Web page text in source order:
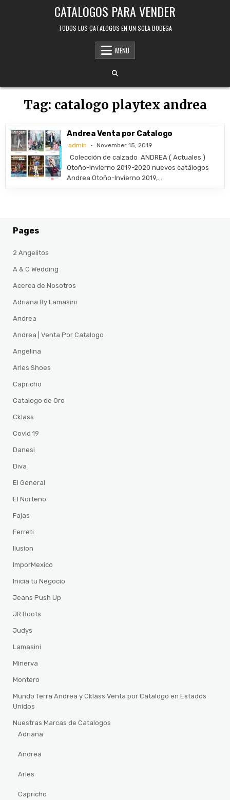
CATALOGOS PARA VENDER
TODOS LOS CATALOGOS EN UN SOLA BODEGA
MENU
Tag: catalogo playtex andrea
Andrea Venta por Catalogo
admin November 15, 2019
Colección de calzado ANDREA ( Actuales )
Otoño-Invierno 2019-2020 nuevos catálogos
Andrea Otoño-Invierno 2019,…
Pages
2 Angelitos
A & C Wedding
Acerca de Nosotros
Adriana By Lamasini
Andrea
Andrea | Venta Por Catalogo
Angelina
Arles Shoes
Capricho
Catalogo de Oro
Cklass
Covid 19
Danesi
Diva
El General
El Norteno
Fajas
Ferreti
Ilusion
ImporMexico
Inicia tu Negocio
Jeans Push Up
JR Boots
Judys
Lamasini
Minerva
Montero
Mundo Terra Andrea y Cklass Venta por Catalogo en Estados
Unidos
Nuestras Marcas de Catalogos
Adriana
Andrea
Arles
Capricho